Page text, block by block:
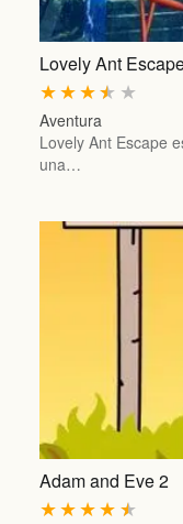
Lovely Ant
★
★
★
★
★
Aventura
Lovely Ant Escape
una…
Adam and Eve 2
★
★
★
★
★